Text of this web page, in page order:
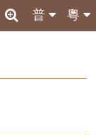
粵
普